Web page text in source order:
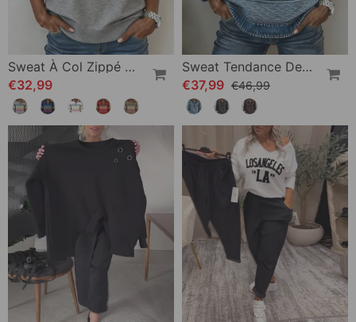
Sweat À Col Zippé À Moitié Avec Rayures Arc-En-Ciel Tendance
€32,99
Sweat Tendance Demi-Boutonné Revers
€37,99 €46,99